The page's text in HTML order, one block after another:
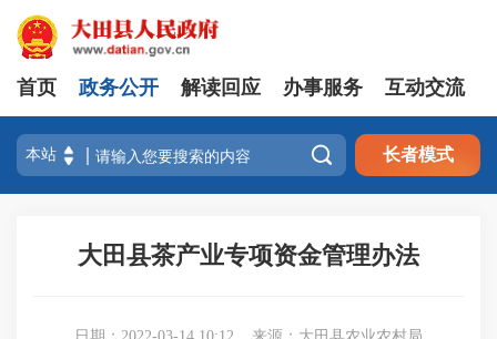
首页 政务公开 解读回应 办事服务 互动交流
 长者模式
大田县茶产业专项资金管理办法